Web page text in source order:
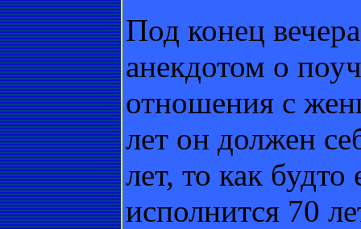
Под конец
анекдотом о
отношения с
лет он должен
лет, то как
исполнится 70